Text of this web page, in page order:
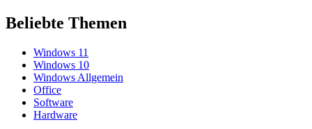
Beliebte Themen
Windows 11
Windows 10
Windows Allgemein
Office
Software
Hardware